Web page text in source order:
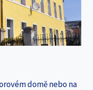
domě nebo na